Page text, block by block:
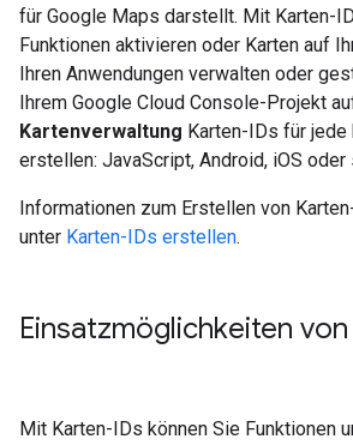
für Google Maps darstellt. Mit Karten-
Funktionen aktivieren oder Karten auf
Ihren Anwendungen verwalten oder
Ihrem Google Cloud Console-Projekt
Kartenverwaltung Karten-IDs für
erstellen: JavaScript, Android, iOS oder
Informationen zum Erstellen von
unter Karten-IDs erstellen.
Einsatzmöglichkeiten
Mit Karten-IDs können Sie Funktionen